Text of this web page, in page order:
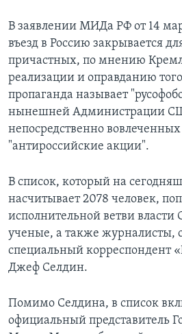
В заявлении МИДа РФ от 14
въезд в Россию закрывается
причастных, по мнению
реализации и оправданию
пропаганда называет
нынешней Администрации
непосредственно
"антироссийские акции".
В список, который на
насчитывает 2078 человек,
исполнительной ветви
ученые, а также журналисты,
специальный корреспондент
Джеф Селдин.
Помимо Селдина, в список
официальный представитель